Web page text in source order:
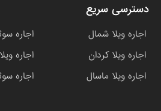
دسترسی سریع
اجاره ویلا شمال اجاره
اجاره ویلا کردان
اجاره
اجاره ویلا ماسال
اجاره